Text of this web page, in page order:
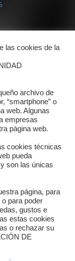
las cookies de la
archivo de
“smartphone” o
web. Algunas
empresas
página web.
cookies técnicas
pueda
son las únicas
página, para
para poder
gustos e
estas cookies
o rechazar su
DE